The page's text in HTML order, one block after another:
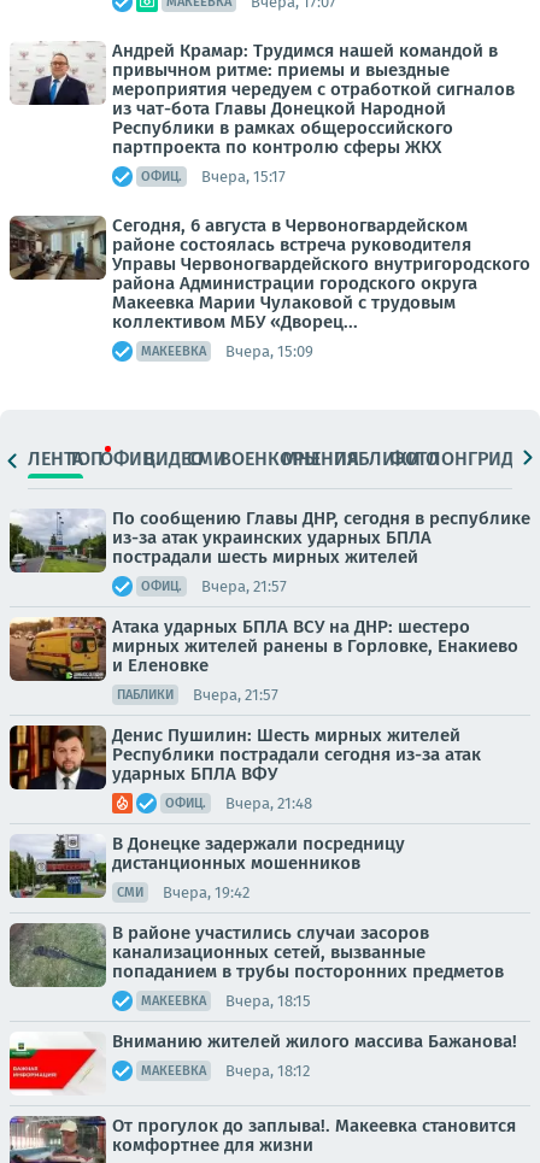
Андрей Крамар: Трудимся нашей командой в
привычном ритме: приемы и выездные
мероприятия чередуем с отработкой сигналов
из чат-бота Главы Донецкой Народной
Республики в рамках общероссийского
партпроекта по контролю сферы ЖКХ
ОФИЦ. Вчера, 15:17
Сегодня, 6 августа в Червоногвардейском
районе состоялась встреча руководителя
Управы Червоногвардейского внутригородского
района Администрации городского округа
Макеевка Марии Чулаковой с трудовым
коллективом МБУ «Дворец...
МАКЕЕВКА Вчера, 15:09
ЛЕНТАТОПОФИЦ.ВИДЕОСМИВОЕНКОРЫМНЕНИЯПАБЛИКИ
ФОТОЛОНГРИДЫ
По сообщению Главы ДНР, сегодня в республике
из-за атак украинских ударных БПЛА
пострадали шесть мирных жителей
ОФИЦ. Вчера, 21:57
Атака ударных БПЛА ВСУ на ДНР: шестеро
мирных жителей ранены в Горловке, Енакиево
и Еленовке
ПАБЛИКИ Вчера, 21:57
Денис Пушилин: Шесть мирных жителей
Республики пострадали сегодня из-за атак
ударных БПЛА ВФУ
ОФИЦ. Вчера, 21:48
В Донецке задержали посредницу
дистанционных мошенников
СМИ Вчера, 19:42
В районе участились случаи засоров
канализационных сетей, вызванные
попаданием в трубы посторонних предметов
МАКЕЕВКА Вчера, 18:15
Вниманию жителей жилого массива Бажанова!
МАКЕЕВКА Вчера, 18:12
От прогулок до заплыва!. Макеевка становится
комфортнее для жизни